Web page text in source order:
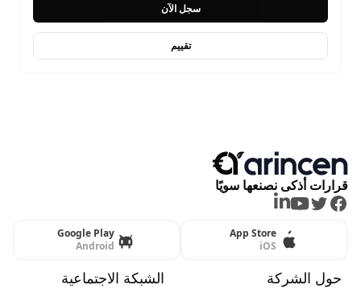
سجل الآن
تقييم
قرارات أذكى نصنعها سويًا
Facebook
Twitter
Youtube
LinkedIn
App Store
iOS
Google Play
Android
حول الشركة الشبكة الاجتماعية